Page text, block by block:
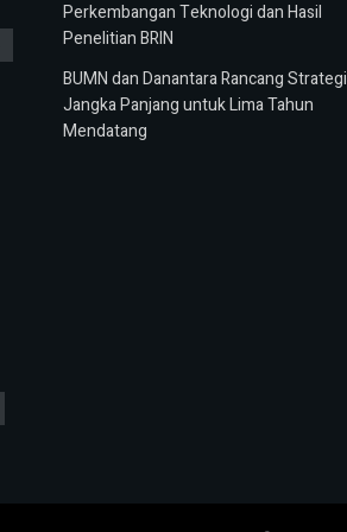
Perkembangan Teknologi dan Hasil
Penelitian BRIN
BUMN dan Danantara Rancang Strategi
Jangka Panjang untuk Lima Tahun
Mendatang